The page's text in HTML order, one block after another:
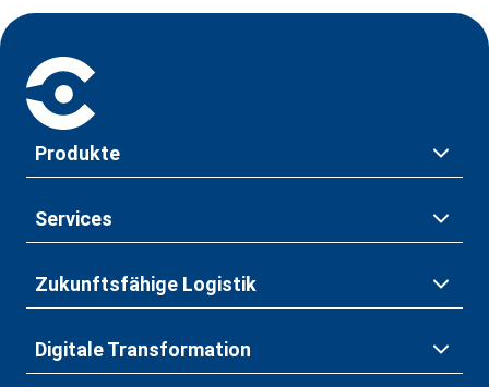
Produkte
Services
Zukunftsfähige Logistik
Digitale Transformation